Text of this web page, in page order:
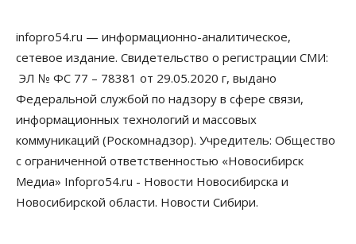
выстраивают системы защиты от атак БПЛА
07 Августа 2026, 09:00
По «Сибэлектротерму» выдали исполнительные
листы на полмиллиарда рублей
07 Августа 2026, 08:00
Бизнес Власть Медицина Общество
Искусственный интеллект предлагают
привлекать к разработке новых лекарств в
России
infopro54.ru — информационно-аналитическое,
сетевое издание. Свидетельство о регистрации СМИ:
ЭЛ № ФС 77 – 78381 от 29.05.2020 г, выдано
Федеральной службой по надзору в сфере связи,
информационных технологий и массовых
коммуникаций (Роскомнадзор). Учредитель: Общество
с ограниченной ответственностью «Новосибирск
Медиа» Infopro54.ru - Новости Новосибирска и
Новосибирской области. Новости Сибири.